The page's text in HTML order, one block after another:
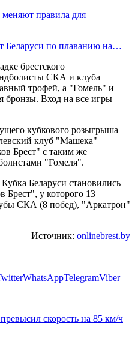
меняют правила для
Беларуси по плаванию на…
брестского
СКА и клуба
трофей, а "Гомель" и
бронзы. Вход на все игры
кубкового розыгрыша
клуб "Машека" —
Брест" с таким же
"Гомеля".
Беларуси становились
Брест", у которого 13
СКА (8 побед), "Аркатрон"
Источник: onlinebrest.by
WhatsAppTelegramViber
скорость на 85 км/ч